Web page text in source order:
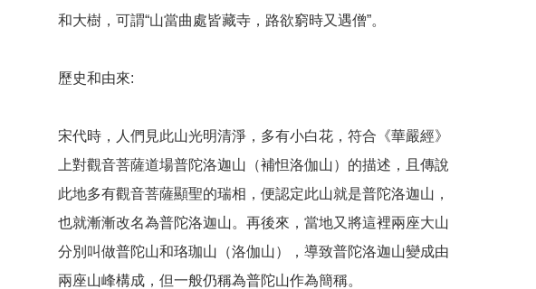
和大樹，可謂“山當曲處皆藏寺，路欲窮時又遇僧”。
歷史和由來:
宋代時，人們見此山光明清淨，多有小白花，符合《華嚴經》
上對觀音菩薩道場普陀洛迦山（補怛洛伽山）的描述，且傳說
此地多有觀音菩薩顯聖的瑞相，便認定此山就是普陀洛迦山，
也就漸漸改名為普陀洛迦山。再後來，當地又將這裡兩座大山
分別叫做普陀山和珞珈山（洛伽山），導致普陀洛迦山變成由
兩座山峰構成，但一般仍稱為普陀山作為簡稱。